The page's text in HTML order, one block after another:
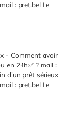
: pret.bel Le
- Comment avoir
en 24h✅ ? mail :
d'un prêt sérieux
: pret.bel Le